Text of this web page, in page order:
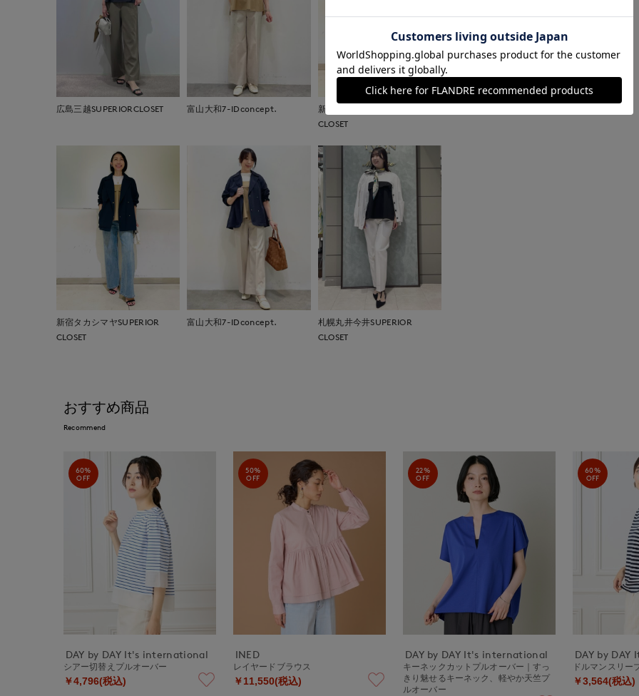
広島三越SUPERIORCLOSET 富山大和7-IDconcept.
新宿タカシマヤSUPERIOR
CLOSET
新宿タカシマヤSUPERIOR
CLOSET
富山大和7-IDconcept.
札幌丸井今井SUPERIOR
CLOSET
おすすめ商品
Recommend
60%
OFF
DAY by DAY It's international
シアー切替えプルオーバー
￥4,796(税込)
50%
OFF
INED
レイヤードブラウス
￥11,550(税込)
22%
OFF
DAY by DAY It's international
キーネックカットプルオーバー｜すっ
きり魅せるキーネック、軽やか天竺プ
ルオーバー
60%
OFF
DAY by
ドルマンスリー
￥3,564(税込)